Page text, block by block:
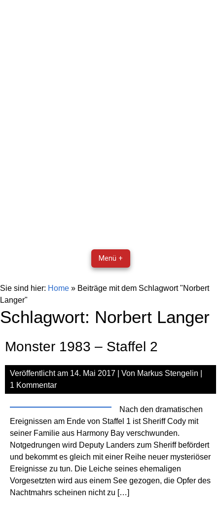
Menü +
Sie sind hier: Home » Beiträge mit dem Schlagwort "Norbert
Langer"
Schlagwort: Norbert Langer
Monster 1983 – Staffel 2
Veröffentlicht am 14. Mai 2017 | Von Markus Stengelin
1 Kommentar
Nach den dramatischen
Ereignissen am Ende von Staffel 1 ist Sheriff Cody mit
seiner Familie aus Harmony Bay verschwunden.
Notgedrungen wird Deputy Landers zum Sheriff befördert
und bekommt es gleich mit einer Reihe neuer mysteriöser
Ereignisse zu tun. Die Leiche seines ehemaligen
Vorgesetzten wird aus einem See gezogen, die Opfer des
Nachtmahrs scheinen nicht zu […]